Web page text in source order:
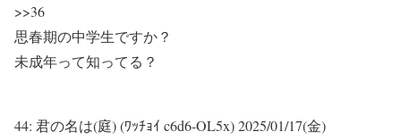
>>36
思春期の中学生ですか？
未成年って知ってる？
44: 君の名は(庭) (ﾜｯﾁｮｲ c6d6-OL5x)2025/01/17(金)